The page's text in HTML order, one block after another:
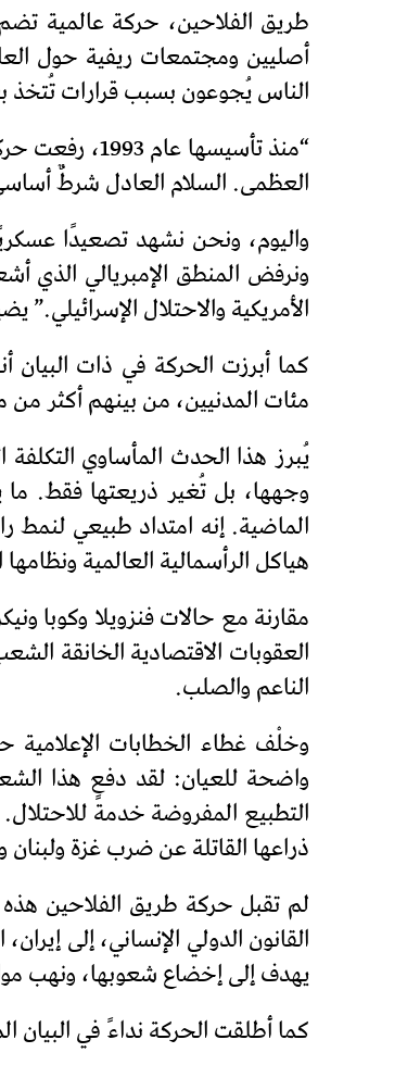
أصليين ومجتمعات ريفية حول
الناس يُجوعون بسبب قرارات
“منذ
العظمى. السلام العادل شرطٌ
واليوم، ونحن نشهد تصعيدًا
ونرفض المنطق الإمبريالي الذي
الأمريكية والاحتلال الإسرائيلي.”
مئات المدنيين، من بينهم أكثر
يُبرز هذا الحدث المأساوي التكلفة
وجهها، بل تُغير ذريعتها فقط. ما
الماضية. إنه امتداد طبيعي
هياكل الرأسمالية العالمية
مقارنة مع حالات فنزويلا وكوبا
العقوبات الاقتصادية الخانقة
الناعم والصلب.
وخلْف غطاء الخطابات الإعلامية
واضحة للعيان: لقد دفع هذا
التطبيع المفروضة خدمةً
ذراعها القاتلة عن ضرب غزة
لم تقبل حركة طريق الفلاحين
القانون الدولي الإنساني، إلى
يهدف إلى إخضاع شعوبها، ونهب
كما أطلقت الحركة نداءً في البيان